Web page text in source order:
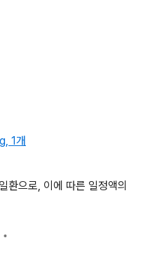
환으로, 이에 따른 일정액의